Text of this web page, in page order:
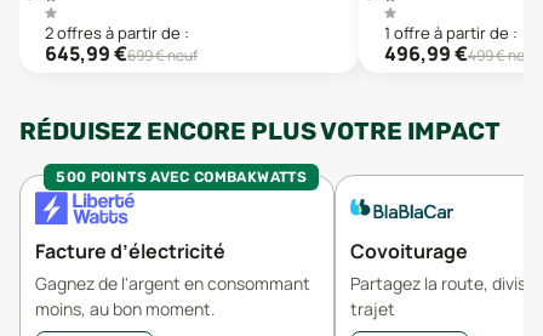
2offresà partir de :
645,99€699€ neuf
1 offre à partir de :
496,99€499€ neuf
RÉDUISEZ ENCORE PLUS VOTRE IMPACT
500 POINTS AVEC COMBAKWATTS
Facture d’électricité
Gagnez de l'argent en consommant
moins, au bon moment.
Covoiturage
Partagez la route,
trajet